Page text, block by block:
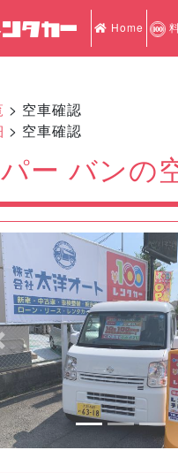
Home
> 空車確認
> 空車確認
ー バンの